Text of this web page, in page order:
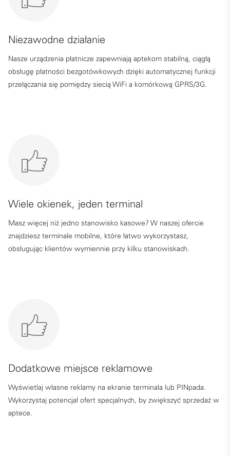
Niezawodne działanie
Nasze urządzenia płatnicze zapewniają aptekom stabilną, ciągłą
obsługę płatności bezgotówkowych dzięki automatycznej funkcji
przełączania się pomiędzy siecią WiFi a komórkową GPRS/3G.
Wiele okienek, jeden terminal
Masz więcej niż jedno stanowisko kasowe? W naszej ofercie
znajdziesz terminale mobilne, które łatwo wykorzystasz,
obsługując klientów wymiennie przy kilku stanowiskach.
Dodatkowe miejsce reklamowe
Wyświetlaj własne reklamy na ekranie terminala lub PINpada.
Wykorzystaj potencjał ofert specjalnych, by zwiększyć sprzedaż w
aptece.